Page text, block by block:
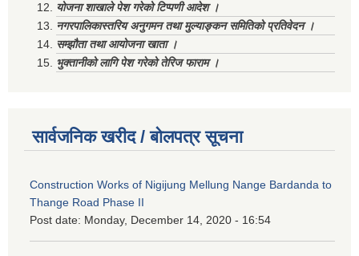
योजना शाखाले पेश गरेको टिप्पणी आदेश ।
नगरपालिकास्तरिय अनुगमन तथा मुल्याङ्कन समितिको प्रतिवेदन ।
सम्झौता तथा आयोजना खाता ।
भुक्तानीको लागि पेश गरेको तेरिज फाराम ।
सार्वजनिक खरीद / बोलपत्र सूचना
Construction Works of Nigijung Mellung Nange Bardanda to
Thange Road Phase II
Post date: Monday, December 14, 2020 - 16:54